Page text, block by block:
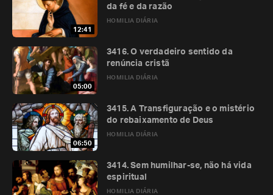
12:41
HOMILIA DIÁRIA
da fé e da razão
05:00
HOMILIA DIÁRIA
3416. O verdadeiro sentido da
renúncia cristã
06:50
HOMILIA DIÁRIA
3415. A Transfiguração e o mistério
do rebaixamento de Deus
HOMILIA DIÁRIA
3414. Sem humilhar-se, não há vida
espiritual